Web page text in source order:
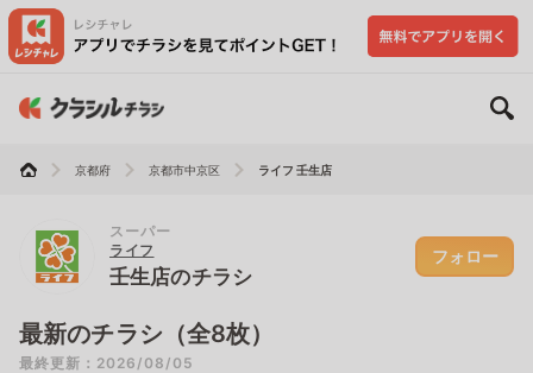
京都府 京都市中京区 ライフ 壬生店
スーパー
ライフ
壬生店のチラシ
フォロー
最新のチラシ（全8枚）
最終更新：2026/08/05